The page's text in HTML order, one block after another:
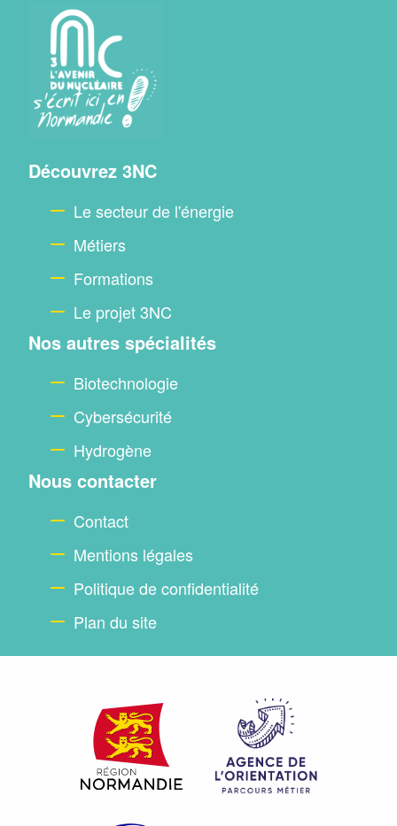
Menu
Découvrez 3NC
Le secteur de l'énergie
Métiers
Formations
Le projet 3NC
Nos autres spécialités
Biotechnologie
Cybersécurité
Hydrogène
Nous contacter
Contact
Mentions légales
Politique de confidentialité
Plan du site